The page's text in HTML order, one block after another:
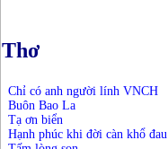
Thơ
Chỉ có anh người lính VNCH
Buôn Bao La
Tạ ơn biển
Hạnh phúc khi đời càn khổ đau